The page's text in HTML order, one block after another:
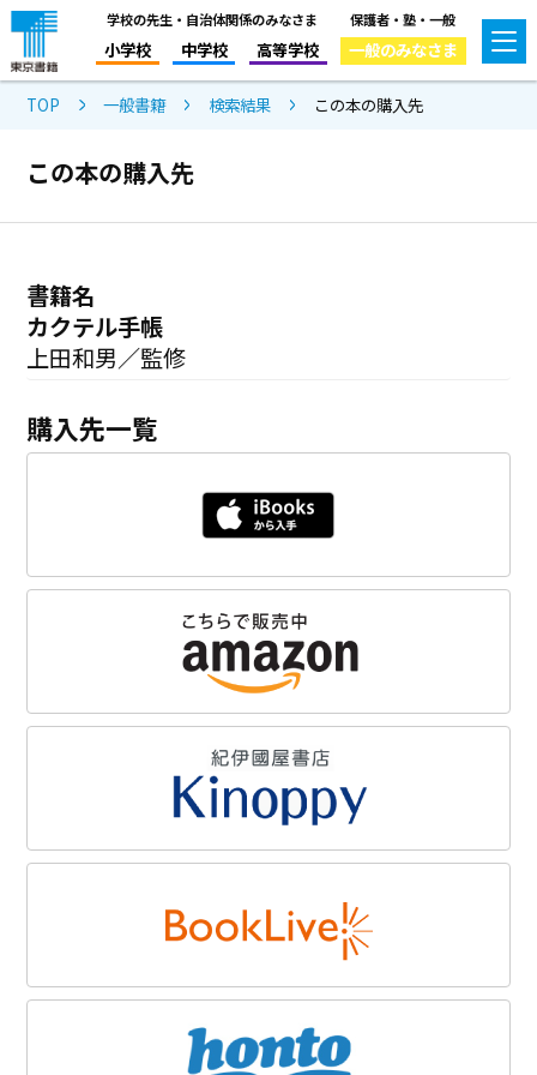
学校の先生・自治体関係のみなさま
小学校 中学校 高等学校
保護者・塾・一般
一般のみなさま
TOP 一般書籍 検索結果 この本の購入先
この本の購入先
書籍名
カクテル手帳
上田和男／監修
購入先一覧